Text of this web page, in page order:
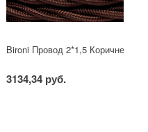
Bironi Провод 2*1,5 Коричневый
3134,34 руб.